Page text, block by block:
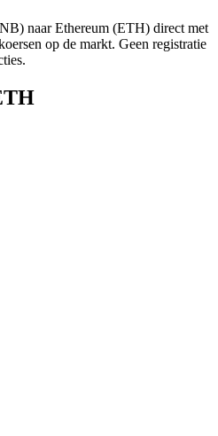
naar Ethereum (ETH) direct met
op de markt. Geen registratie